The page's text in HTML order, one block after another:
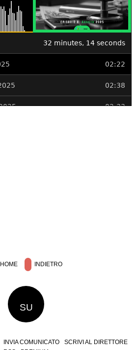
HOME INDIETRO
SU
INVIA COMUNICATO
SCRIVI AL DIRETTORE